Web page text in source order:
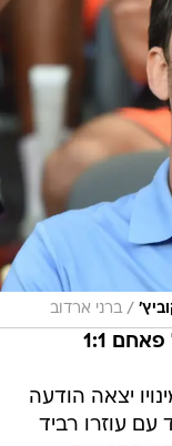
/ ברני ארדוב
1:1
יצאה הודעה
עם עוזרו רביד